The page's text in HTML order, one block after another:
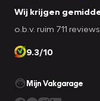
Wij krijgen
o.b.v. ruim 711 reviews
9.3/10
Mijn Vakgarage